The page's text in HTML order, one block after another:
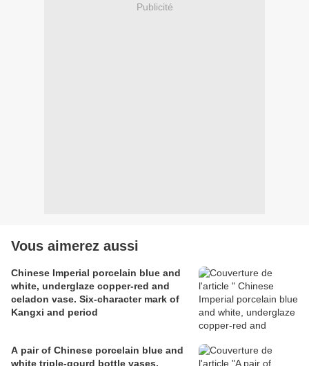
Publicité
Vous aimerez aussi
Chinese Imperial porcelain blue and
white, underglaze copper-red and
celadon vase. Six-character mark of
Kangxi and period
A pair of Chinese porcelain blue and
white triple-gourd bottle vases,